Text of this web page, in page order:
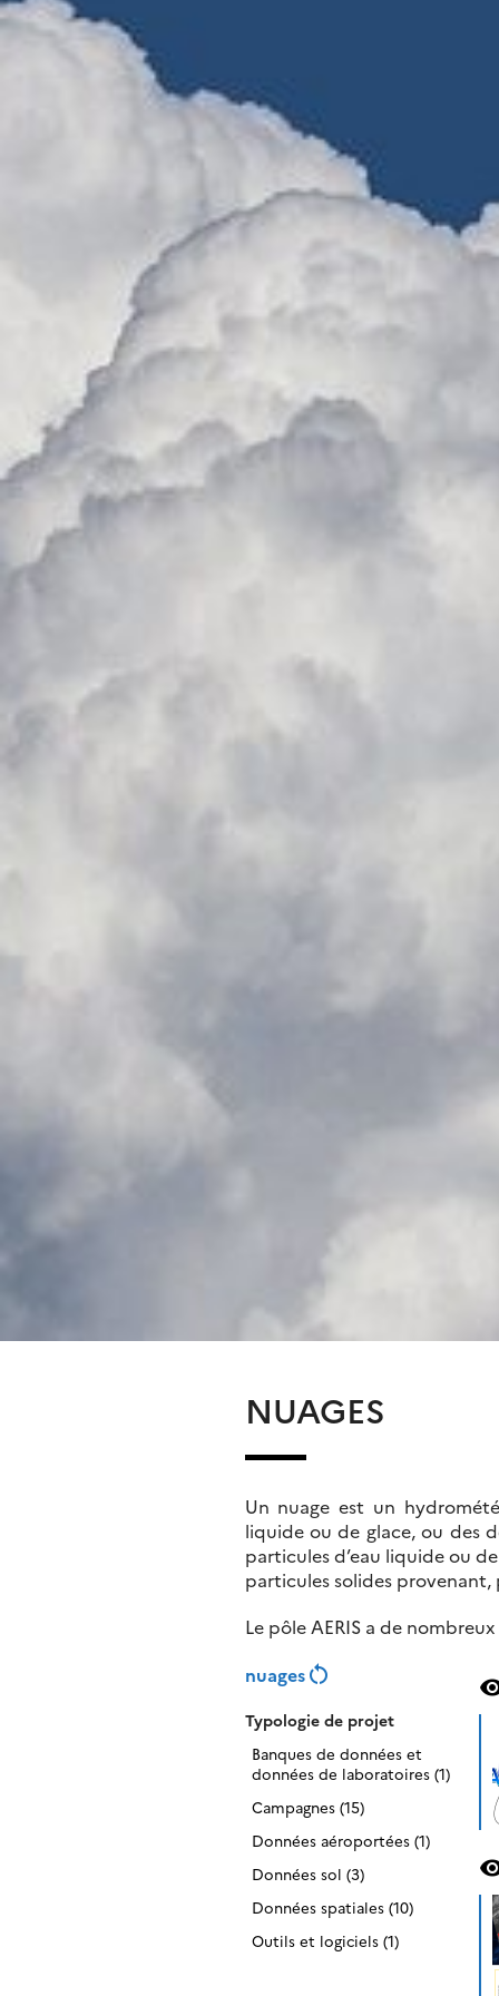
NUAGES
Un nuage est un
liquide ou de glace, ou des
particules d’eau liquide ou
particules solides provenant,
Le pôle AERIS a de
nuagesrestart_alt
Typologie de projet
Banques de données et
données de laboratoires (1)
Campagnes (15)
Données aéroportées (1)
Données sol (3)
Données spatiales (10)
Outils et logiciels (1)